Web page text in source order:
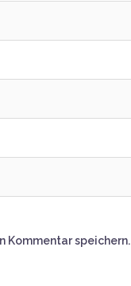
Kommentar speichern.